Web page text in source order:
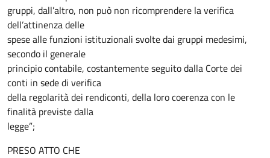
gruppi, dall’altro, non può non ricomprendere la verifica
dell’attinenza delle
spese alle funzioni istituzionali svolte dai gruppi medesimi,
secondo il generale
principio contabile, costantemente seguito dalla Corte dei
conti in sede di verifica
della regolarità dei rendiconti, della loro coerenza con le
finalità previste dalla
legge”;
PRESO ATTO CHE